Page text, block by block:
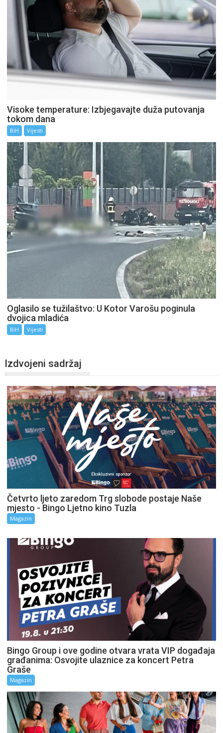
Visoke temperature: Izbjegavajte duža putovanja
tokom dana
BiH Vijesti
Oglasilo se tužilaštvo: U Kotor Varošu poginula
dvojica mladića
BiH Vijesti
Izdvojeni sadržaj
Četvrto ljeto zaredom Trg slobode postaje Naše
mjesto - Bingo Ljetno kino Tuzla
Magazin
Bingo Group i ove godine otvara vrata VIP događaja
građanima: Osvojite ulaznice za koncert Petra
Graše
Magazin